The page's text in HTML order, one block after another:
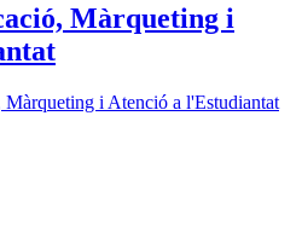
Màrqueting i
Màrqueting i Atenció a l'Estudiantat